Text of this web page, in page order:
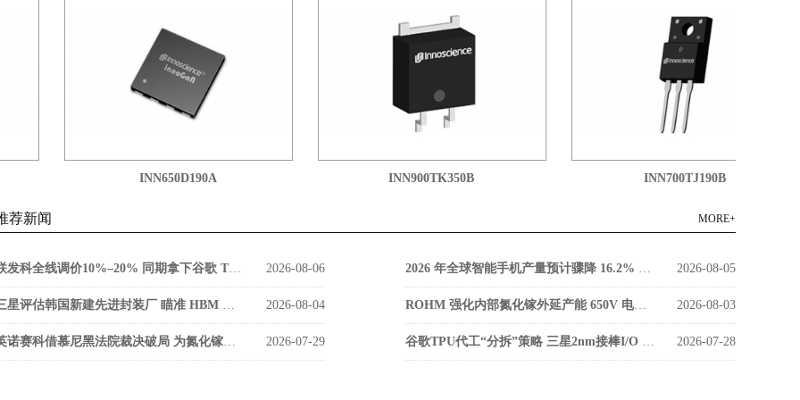
INN650D190A INN900TK350B INN700TJ190B
荐新闻 MORE+
联发科全线调价10%–20% 同期拿下谷歌 TPU v9 SerDes 大单 2026-08-06 2026 年全球智能手机产量预计骤降 16.2% 低成本零部件库存枯竭成主因 2026-08-05
三星评估韩国新建先进封装厂 瞄准 HBM 缩小与海力士差距 2026-08-04 ROHM 强化内部氮化镓外延产能 650V 电源器件告别外部代工 2026-08-03
英诺赛科借慕尼黑法院裁决破局 为氮化镓功率器件打开欧洲市场通道 2026-07-29 谷歌TPU代工“分拆”策略 三星2nm接棒I/O 台积电稳守算力核心 2026-07-28